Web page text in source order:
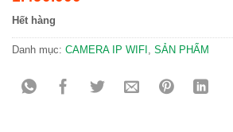
Hết hàng
Danh mục: CAMERA IP WIFI SẢN PHẨM